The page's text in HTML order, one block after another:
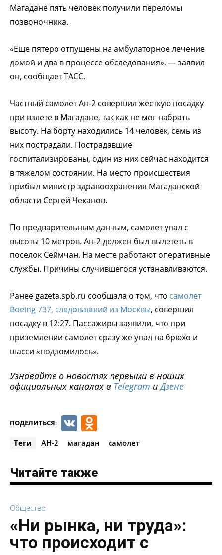
Магадане пять человек получили переломы
позвоночника.
«Еще пятеро отпущены на амбулаторное лечение
домой и два в процессе обследования», — заявил
он, сообщает ТАСС.
Частный самолет Ан-2 совершил жесткую посадку
при взлете в Магадане, так как не мог набрать
высоту. На борту находились 14 человек, семь из
них пострадали. Пострадавшие
госпитализированы, один из них сейчас находится
в тяжелом состоянии. На место происшествия
прибыл министр здравоохранения Магаданской
области Сергей Чеканов.
По предварительным данным, самолет упал с
высоты 10 метров. Ан-2 должен был вылететь в
поселок Сеймчан. На месте работают оперативные
службы. Причины случившегося устанавливаются.
Ранее gazeta.spb.ru сообщала о том, что самолет
Boeing 737, следовавший из Москвы, совершил
посадку в 12:27. Пассажиры заявили, что при
приземлении самолет сразу же упал на брюхо и
шасси «подломилось».
Узнавайте о новостях первыми в наших
официальных каналах в Telegram иДзене
ПОДЕЛИТЬСЯ: VK
Теги АН-2 магадан самолет
Читайте также
Общество
«Ни рынка, ни труда»:
что происходит с